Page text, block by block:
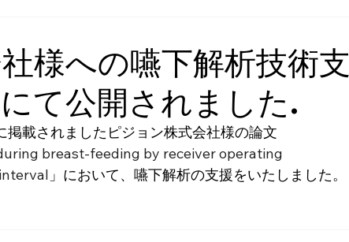
様への嚥下解析技術支
て公開されました.
載されましたピジョン株式会社様の論文
breast-feeding by receiver operating
」において、嚥下解析の支援をいたしました。